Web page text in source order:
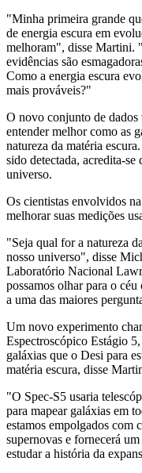
"Minha primeira grande
de energia escura em
melhoram", disse Martini.
evidências são
Como a energia escura
mais prováveis?"
O novo conjunto de dados
entender melhor como as
natureza da matéria
sido detectada, acredita-
universo.
Os cientistas envolvidos
melhorar suas medições
"Seja qual for a natureza
nosso universo", disse
Laboratório Nacional
possamos olhar para o
a uma das maiores
Um novo experimento
Espectroscópico Estágio
galáxias que o Desi para
matéria escura, disse
"O Spec-S5 usaria
para mapear galáxias em
estamos empolgados com
supernovas e fornecerá
estudar a história da